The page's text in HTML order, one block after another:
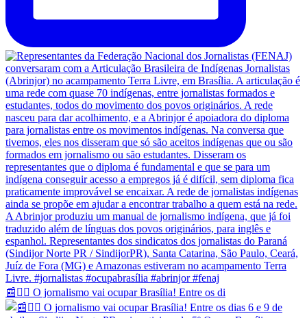
📰✊🏽 O jornalismo vai ocupar Brasília! Entre os di